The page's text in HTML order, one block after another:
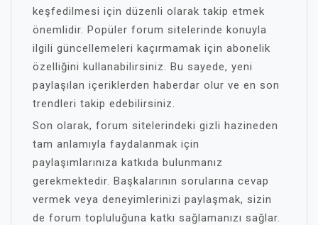
keşfedilmesi için düzenli olarak takip etmek
önemlidir. Popüler forum sitelerinde konuyla
ilgili güncellemeleri kaçırmamak için abonelik
özelliğini kullanabilirsiniz. Bu sayede, yeni
paylaşılan içeriklerden haberdar olur ve en son
trendleri takip edebilirsiniz.
Son olarak, forum sitelerindeki gizli hazineden
tam anlamıyla faydalanmak için
paylaşımlarınıza katkıda bulunmanız
gerekmektedir. Başkalarının sorularına cevap
vermek veya deneyimlerinizi paylaşmak, sizin
de forum topluluğuna katkı sağlamanızı sağlar.